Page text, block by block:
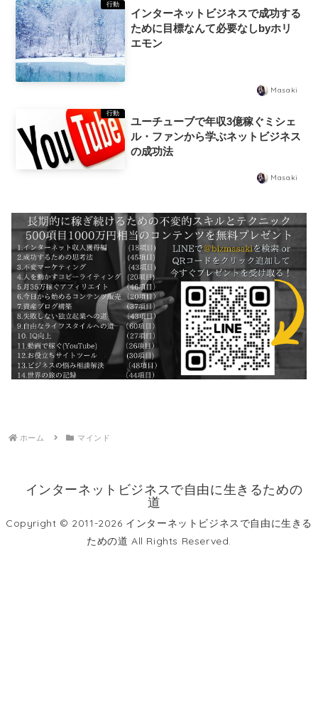
行動
インターネットビジネスで成功する
ために目標なんて必要なしbyホリ
エモン
Masaki
行動
ユーチューブで年収3億稼ぐミシェ
ル・ファンから学ぶネットビジネス
の成功法
Masaki
ホーム マインド
インターネットビジネスで自由に生きるための
道
Copyright © 2011-2026 インターネットビジネスで自由に生きる
ための道 All Rights Reserved.